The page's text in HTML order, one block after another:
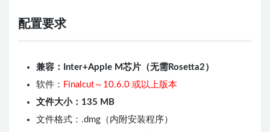
配置要求
兼容：Inter+Apple M芯片（无需Rosetta2）
软件： Finalcut～10.6.0 或以上版本
文件大小：135 MB
文件格式：.dmg（内附安装程序）